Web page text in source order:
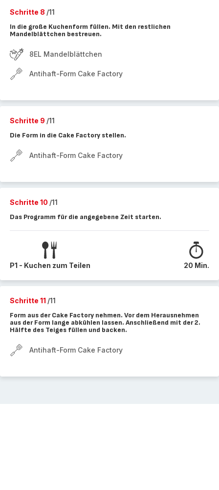
Schritte 8 /11
In die große Kuchenform füllen. Mit den restlichen
Mandelblättchen bestreuen.
8EL Mandelblättchen
Antihaft-Form Cake Factory
Schritte 9 /11
Die Form in die Cake Factory stellen.
Antihaft-Form Cake Factory
Schritte 10 /11
Das Programm für die angegebene Zeit starten.
P1 - Kuchen zum Teilen 20 Min.
Schritte 11 /11
Form aus der Cake Factory nehmen. Vor dem Herausnehmen
aus der Form lange abkühlen lassen. Anschließend mit der 2.
Hälfte des Teiges füllen und backen.
Antihaft-Form Cake Factory